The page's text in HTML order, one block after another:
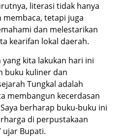
literasi tidak hanya
tetapi juga
dan melestarikan
kearifan lokal daerah.
yang kita lakukan hari ini
buku kuliner dan
Tungkal adalah
membangun kecerdasan
berharap buku-buku ini
di perpustakaan
ujar Bupati.